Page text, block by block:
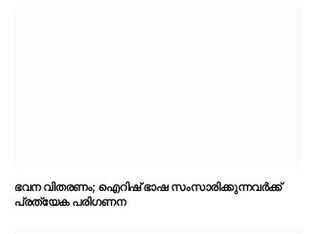
ഭവന വിതരണം; ഐറിഷ് ഭാഷ സംസാരിക്കുന്നവർക്ക്
പ്രത്യേക പരിഗണന